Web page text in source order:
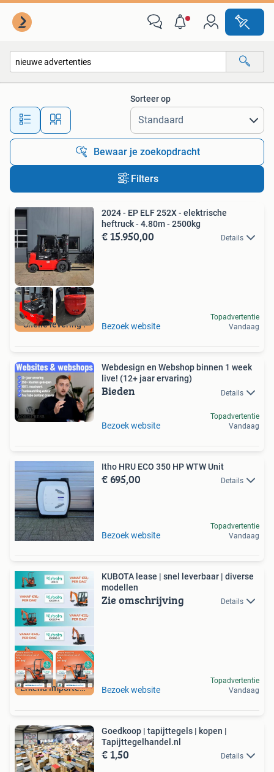
Alle afstanden…
Sorteer op
Bewaar je zoekopdracht
Filters
Snelle levering !
2024 - EP ELF 252X - elektrische
heftruck - 4.80m - 2500kg
€ 15.950,00 Details
Bezoek website
Topadvertentie
Vandaag
Webdesign en Webshop binnen 1 week
live! (12+ jaar ervaring)
Bieden Details
Bezoek website
Topadvertentie
Vandaag
Itho HRU ECO 350 HP WTW Unit
€ 695,00 Details
Bezoek website
Topadvertentie
Vandaag
Erkend importeur!
KUBOTA lease | snel leverbaar | diverse
modellen
Zie omschrijving Details
Bezoek website
Topadvertentie
Vandaag
Goedkoop | tapijttegels | kopen |
Tapijttegelhandel.nl
€ 1,50 Details